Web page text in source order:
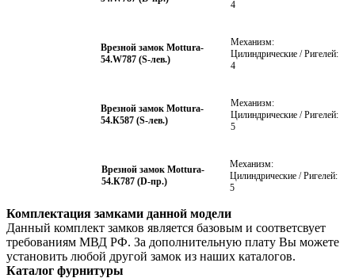
4
Врезной замок Mottura-
54.W787 (S-лев.)
Механизм:
Цилиндрические / Ригелей:
4
Врезной замок Mottura-
54.К587 (S-лев.)
Механизм:
Цилиндрические / Ригелей:
5
Врезной замок Mottura-
54.К787 (D-пр.)
Механизм:
Цилиндрические / Ригелей:
5
Комплектация замками данной модели
Данный комплект замков является базовым и соответсвует
требованиям МВД РФ. За дополнительную плату Вы можете
установить любой другой замок из наших каталогов.
Каталог фурнитуры